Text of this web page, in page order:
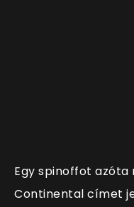
Egy spinoffot azóta
Continental címet